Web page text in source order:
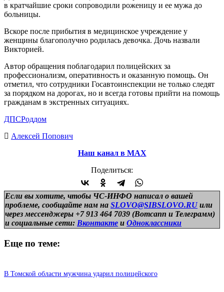
в кратчайшие сроки сопроводили роженицу и ее мужа до
больницы.
Вскоре после прибытия в медицинское учреждение у
женщины благополучно родилась девочка. Дочь назвали
Викторией.
Автор обращения поблагодарил полицейских за
профессионализм, оперативность и оказанную помощь. Он
отметил, что сотрудники Госавтоинспекции не только следят
за порядком на дорогах, но и всегда готовы прийти на помощь
гражданам в экстренных ситуациях.
ДПСРоддом
Алексей Попович
Наш канал в МАХ
Поделиться:
Если вы хотите, чтобы ЧС-ИНФО написал о вашей
проблеме, сообщайте нам на SLOVO@SIBSLOVO.RU или
через мессенджеры +7 913 464 7039 (Вотсапп и Телеграмм)
и социальные сети: Вконтакте и Одноклассники
Еще по теме:
В Томской области мужчина ударил полицейского